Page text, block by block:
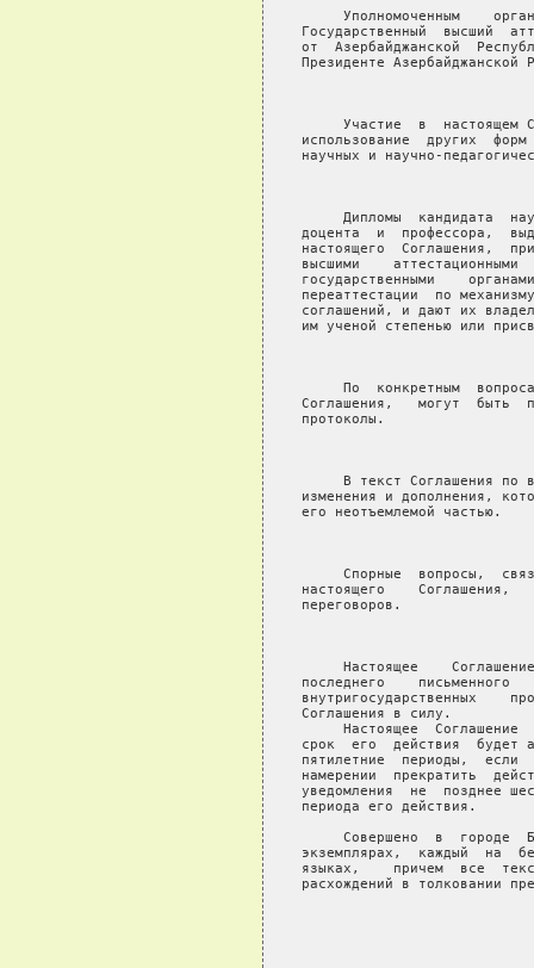
Уполномоченным
Государственный  высший
от  Азербайджанской
Президенте Азербайджанской
Участие  в  настоящем
использование  других
научных и научно-
Дипломы  кандидата
доцента  и  профессора,
настоящего  Соглашения,
высшими
государственными
переаттестации  по
соглашений, и дают их
им ученой степенью или
По  конкретным
Соглашения,   могут  быть
протоколы.
В текст Соглашения по
изменения и дополнения,
его неотъемлемой частью.
Спорные  вопросы,
настоящего    Соглашения,
переговоров.
Настоящее
последнего    письменного
внутригосударственных
Соглашения в силу.
Настоящее  Соглашение
срок  его  действия  будет
пятилетние  периоды,
намерении  прекратить
уведомления  не  позднее
периода его действия.
Совершено  в  городе
экземплярах,  каждый  на
языках,    причем  все
расхождений в толковании